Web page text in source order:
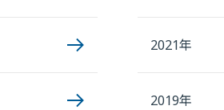
2021年
2019年